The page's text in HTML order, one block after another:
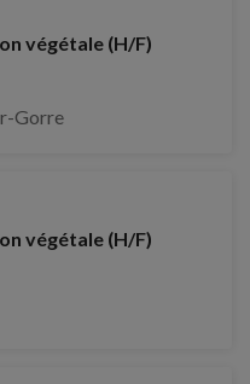
végétale (H/F)
Gorre
végétale (H/F)